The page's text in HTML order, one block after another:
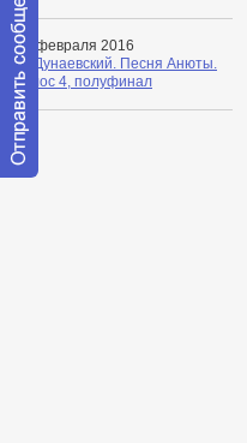
09 февраля 2016
И. Дунаевский. Песня Анюты.
Голос 4, полуфинал